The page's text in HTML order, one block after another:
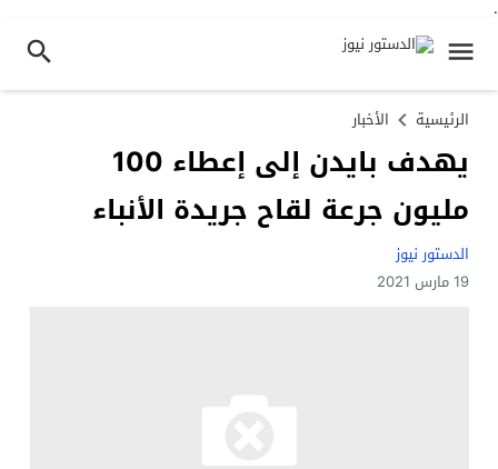
.
الرئيسية الأخبار
يهدف بايدن إلى إعطاء 100
مليون جرعة لقاح جريدة الأنباء
الدستور نيوز
19 مارس 2021